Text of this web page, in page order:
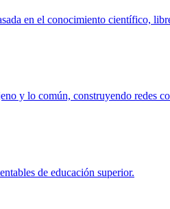
en el conocimiento científico,
y lo común, construyendo redes
de educación superior.